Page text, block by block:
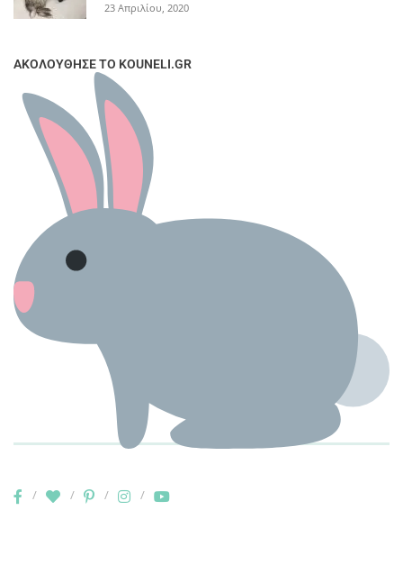
23 Απριλίου, 2020
ΑΚΟΛΟΥΘΗΣΕ ΤΟ KOUNELI.GR